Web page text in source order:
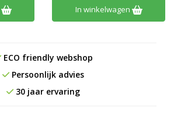
In winkelwagen
ECO friendly webshop
Persoonlijk advies
30 jaar ervaring